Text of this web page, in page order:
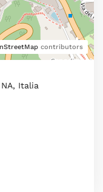
contributors
Italia